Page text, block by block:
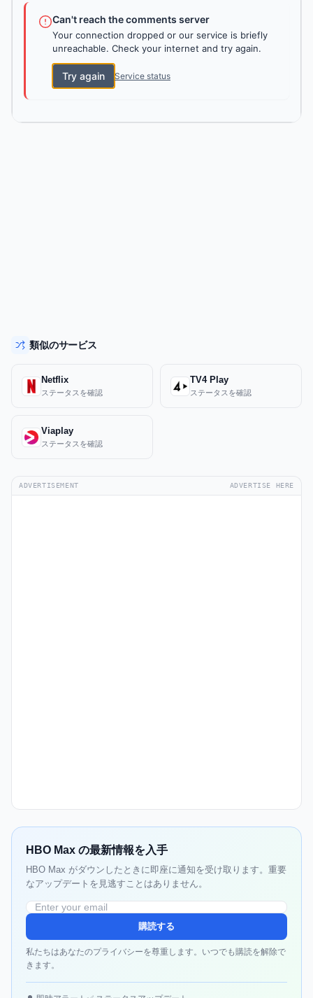
Can't reach the comments server
Your connection dropped or our service is briefly
unreachable. Check your internet and try again.
Try again Service status
類似のサービス
Netflix
ステータスを確認
TV4 Play
ステータスを確認
Viaplay
ステータスを確認
ADVERTISEMENT ADVERTISE HERE
HBO Max の最新情報を入手
HBO Max がダウンしたときに即座に通知を受け取ります。重要
なアップデートを見逃すことはありません。
購読する
私たちはあなたのプライバシーを尊重します。いつでも購読を解除で
きます。